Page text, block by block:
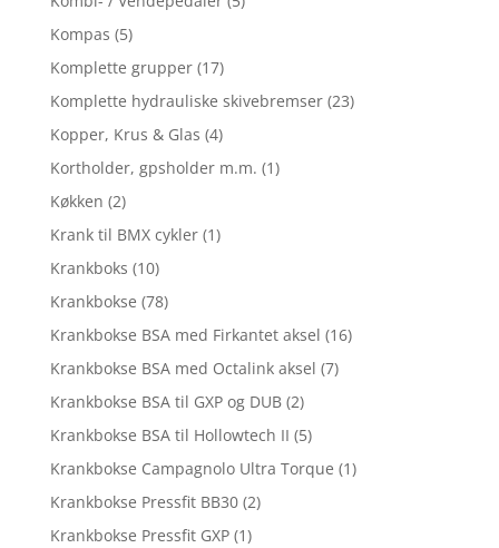
Kompas (5)
Komplette grupper (17)
Komplette hydrauliske skivebremser (23)
Kopper, Krus & Glas (4)
Kortholder, gpsholder m.m. (1)
Køkken (2)
Krank til BMX cykler (1)
Krankboks (10)
Krankbokse (78)
Krankbokse BSA med Firkantet aksel (16)
Krankbokse BSA med Octalink aksel (7)
Krankbokse BSA til GXP og DUB (2)
Krankbokse BSA til Hollowtech II (5)
Krankbokse Campagnolo Ultra Torque (1)
Krankbokse Pressfit BB30 (2)
Krankbokse Pressfit GXP (1)